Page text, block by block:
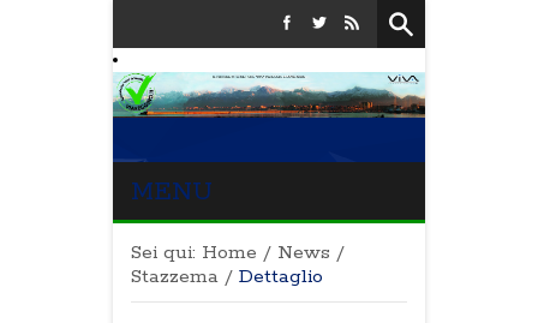
MENU
Sei qui: Home / News /
Stazzema / Dettaglio